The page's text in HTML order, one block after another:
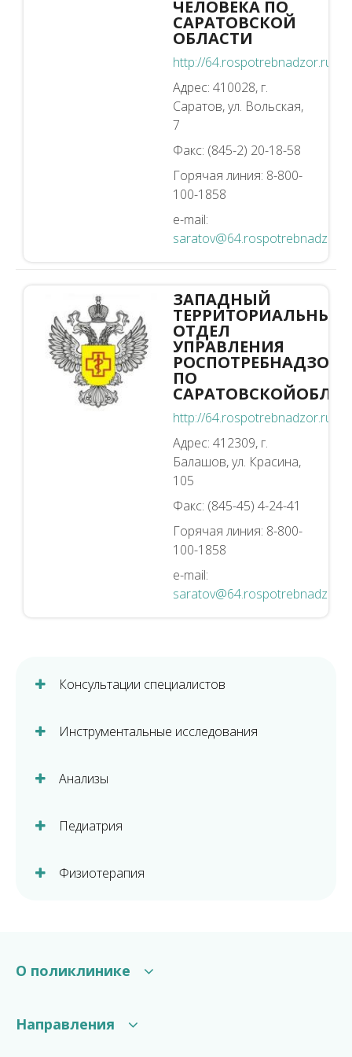
ЧЕЛОВЕКА ПО
САРАТОВСКОЙ
ОБЛАСТИ
http://64.rospotrebnadzor.ru
Адрес: 410028, г.
Саратов, ул. Вольская,
7
Факс: (845-2) 20-18-58
Горячая линия: 8-800-
100-1858
e-mail:
ЗАПАДНЫЙ
ТЕРРИТОРИАЛЬНЫЙ
ОТДЕЛ
УПРАВЛЕНИЯ
РОСПОТРЕБНАДЗОРА
ПО
http://64.rospotrebnadzor.ru
Адрес: 412309, г.
Балашов, ул. Красина,
105
Факс: (845-45) 4-24-41
Горячая линия: 8-800-
100-1858
e-mail:
Консультации специалистов
Инструментальные исследования
Анализы
Педиатрия
Физиотерапия
О поликлинике
Галерея
Направления